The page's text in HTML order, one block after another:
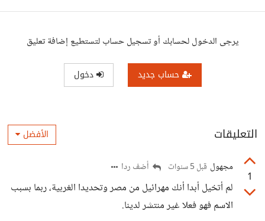
يرجى الدخول لحسابك أو تسجيل حساب لتستطيع إضافة تعليق
حساب جديد دخول
التعليقات الأفضل
1
مجهول قبل 5 سنوات أضف ردا
لم أتخيل أبدا أنك مهرائيل من مصر وتحديدا الغربية، ربما بسبب
الاسم فهو فعلا غير منتشر لدينا.